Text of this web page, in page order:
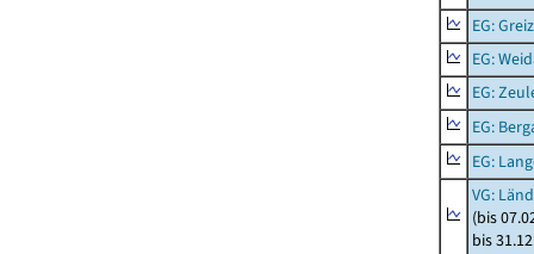
EG:
EG:
EG:
EG:
EG:
VG:
(bis
bis